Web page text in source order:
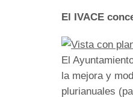
El IVACE
El
la mejora y
plurianuales